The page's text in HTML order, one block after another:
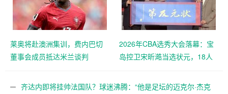
莱奥将赴澳洲集训，费内巴切
董事会成员抵达米兰谈判
2026年CBA选秀大会落幕：宝
岛控卫宋昕澔当选状元，18人
齐达内即将挂帅法国队？球迷沸腾：“他是足坛的迈克尔·杰克